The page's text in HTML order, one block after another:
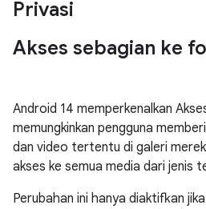
Privasi
Akses sebagian ke
Android 14 memperkenalkan
memungkinkan pengguna
dan video tertentu di galeri
akses ke semua media dari jenis
Perubahan ini hanya diaktifkan